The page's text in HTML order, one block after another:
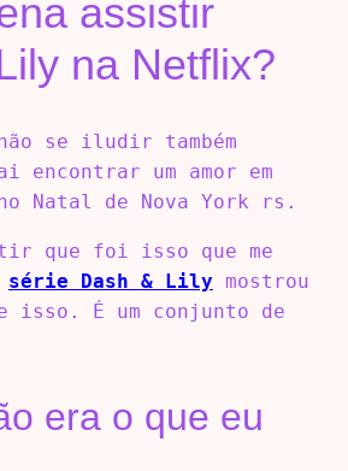
assistir
na Netflix?
se iludir também
encontrar um amor em
Natal de Nova York rs.
que foi isso que me
série Dash & Lily mostrou
isso. É um conjunto de
era o que eu